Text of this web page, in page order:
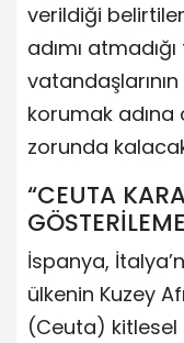
verildiği
adımı
vatandaşlarının
korumak adına
zorunda
“CEUTA
İspanya,
ülkenin Kuzey
(Ceuta)